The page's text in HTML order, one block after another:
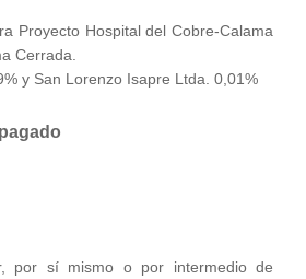
Proyecto Hospital del Cobre-Calama
Cerrada.
y San Lorenzo Isapre Ltda. 0,01%
por sí mismo o por intermedio de